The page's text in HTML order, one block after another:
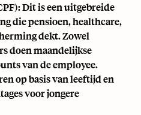
Dit is een uitgebreide
die pensioen, healthcare,
dekt. Zowel
doen maandelijkse
van de employee.
op basis van leeftijd en
voor jongere